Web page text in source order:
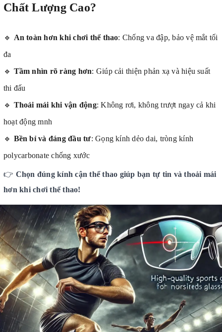
Chất Lượng Cao?
🔹 An toàn hơn khi chơi thể thao: Chống va đập, bảo vệ mắt tối
đa
🔹 Tầm nhìn rõ ràng hơn: Giúp cải thiện phản xạ và hiệu suất
thi đấu
🔹 Thoải mái khi vận động: Không rơi, không trượt ngay cả khi
hoạt động mnh
🔹 Bền bỉ và đáng đầu tư: Gọng kính dẻo dai, tròng kính
polycarbonate chống xước
👉 Chọn đúng kính cận thể thao giúp bạn tự tin và thoải mái
hơn khi chơi thể thao!